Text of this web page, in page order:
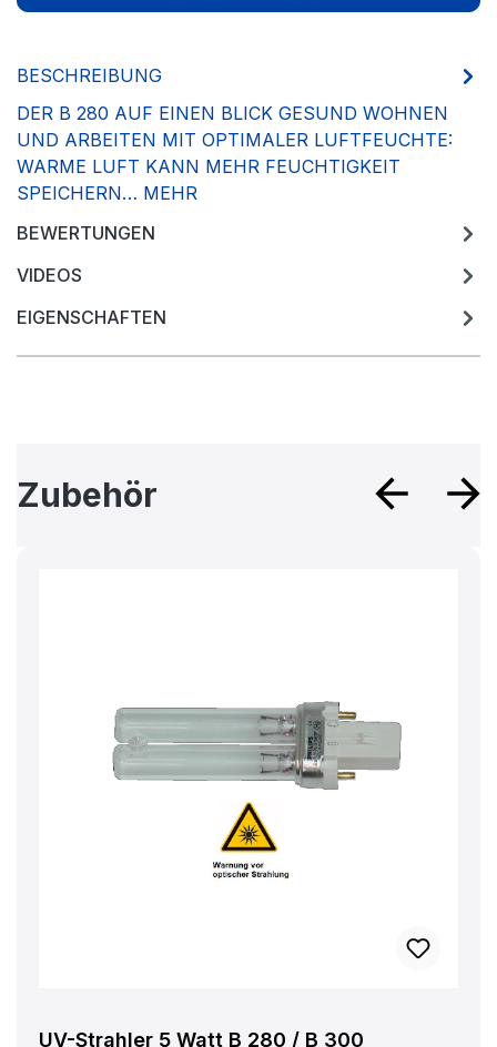
BESCHREIBUNG
DER B 280 AUF EINEN BLICK GESUND WOHNEN
UND ARBEITEN MIT OPTIMALER LUFTFEUCHTE:
WARME LUFT KANN MEHR FEUCHTIGKEIT
SPEICHERN… MEHR
BEWERTUNGEN
VIDEOS
EIGENSCHAFTEN
Produktgalerie überspringen
Zubehör
UV-Strahler 5 Watt B 280 / B 300